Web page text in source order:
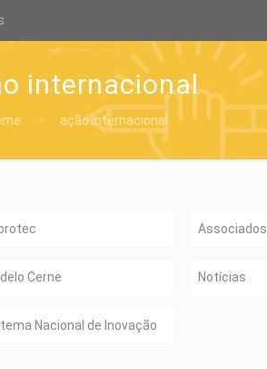
internacional
ação internacional
Associados
Cerne Notícias
Nacional de Inovação